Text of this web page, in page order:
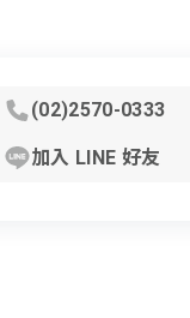
(02)2570-0333
加入 LINE 好友